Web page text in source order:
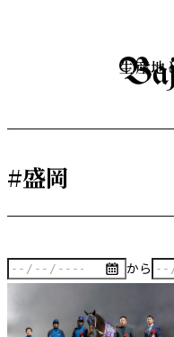
生産地
#盛岡
から